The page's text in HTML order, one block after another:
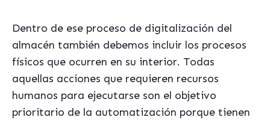
Dentro de ese proceso de digitalización del
almacén también debemos incluir los procesos
físicos que ocurren en su interior. Todas
aquellas acciones que requieren recursos
humanos para ejecutarse son el objetivo
prioritario de la automatización porque tienen